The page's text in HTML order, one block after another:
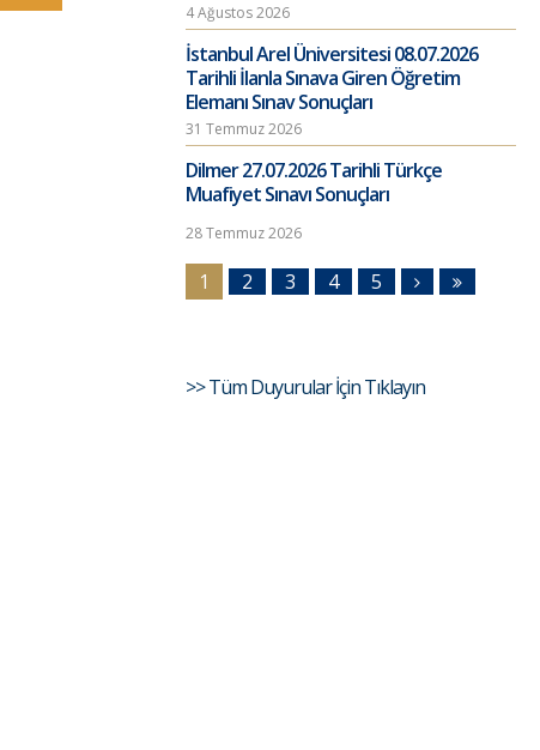
4 Ağustos 2026
İstanbul Arel Üniversitesi 08.07.2026
Tarihli İlanla Sınava Giren Öğretim
Elemanı Sınav Sonuçları
31 Temmuz 2026
Dilmer 27.07.2026 Tarihli Türkçe
Muafiyet Sınavı Sonuçları
28 Temmuz 2026
1 2 3 4 5
>> Tüm Duyurular İçin Tıklayın